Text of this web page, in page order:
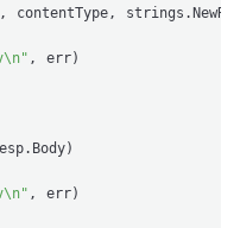
contentType,
, err)
, err)